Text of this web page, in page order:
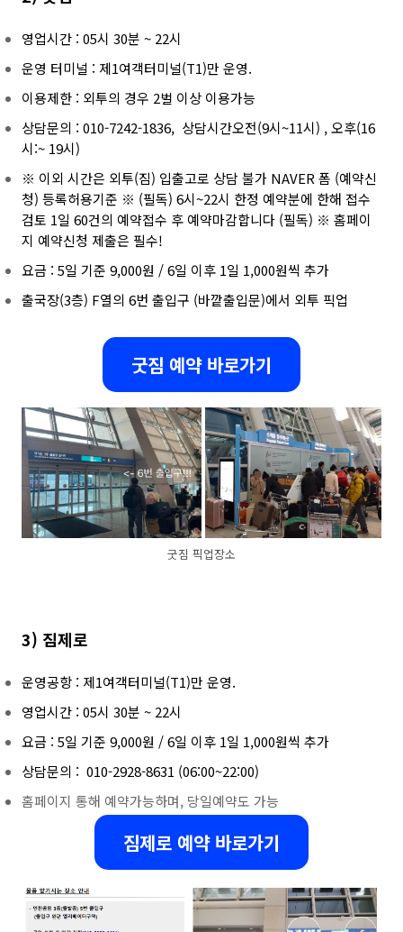
영업시간 : 05시 30분 ~ 22시
운영 터미널 : 제1여객터미널(T1)만 운영.
이용제한 : 외투의 경우 2벌 이상 이용가능
상담문의 : 010-7242-1836, 상담시간오전(9시~11시) , 오후(16
시:~ 19시)
※ 이외 시간은 외투(짐) 입출고로 상담 불가 NAVER 폼 (예약신
청) 등록허용기준 ※ (필독) 6시~22시 한정 예약분에 한해 접수
검토 1일 60건의 예약접수 후 예약마감합니다 (필독) ※ 홈페이
지 예약신청 제출은 필수!
요금 : 5일 기준 9,000원 / 6일 이후 1일 1,000원씩 추가
출국장(3층) F열의 6번 출입구 (바깥출입문)에서 외투 픽업
굿짐 예약 바로가기
굿짐 픽업장소
3) 짐제로
운영공항 : 제1여객터미널(T1)만 운영.
영업시간 : 05시 30분 ~ 22시
요금 : 5일 기준 9,000원 / 6일 이후 1일 1,000원씩 추가
상담문의 : 010-2928-8631 (06:00~22:00)
홈페이지 통해 예약가능하며, 당일예약도 가능
짐제로 예약 바로가기